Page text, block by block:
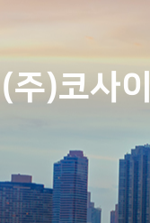
(주)코사